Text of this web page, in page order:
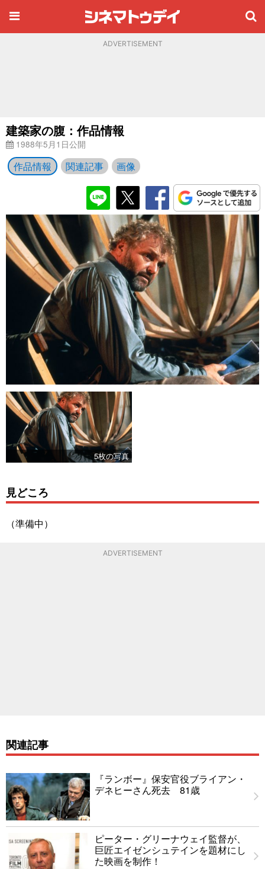
ADVERTISEMENT
建築家の腹：作品情報
1988年5月1日公開
作品情報 関連記事 画像
5枚の写真
見どころ
（準備中）
ADVERTISEMENT
関連記事
『ランボー』保安官役ブライアン・
デネヒーさん死去 81歳
ピーター・グリーナウェイ監督が、
巨匠エイゼンシュテインを題材にし
た映画を制作！